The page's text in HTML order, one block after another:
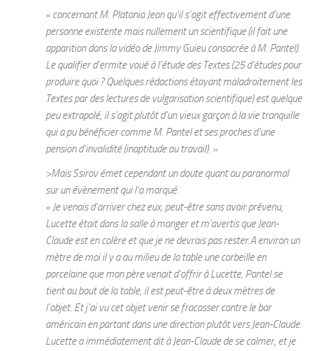
« concernant M. Platania Jean qu’il s’agit effectivement d’une
personne existente mais nullement un scientifique (il fait une
apparition dans la vidéo de Jimmy Guieu consacrée à M. Pantel).
Le qualifier d’ermite voué à l’étude des Textes (25 d’études pour
produire quoi ? Quelques rédactions étayant maladroitement les
Textes par des lectures de vulgarisation scientifique) est quelque
peu extrapolé, il s’agit plutôt d’un vieux garçon à la vie tranquille
qui a pu bénéficier comme M. Pantel et ses proches d’une
pension d’invalidité (inaptitude au travail). »
>Mais Ssirov émet cependant un doute quant au paranormal
sur un évènement qui l’a marqué.
« Je venais d’arriver chez eux, peut-être sans avoir prévenu,
Lucette était dans la salle à manger et m’avertis que Jean-
Claude est en colère et que je ne devrais pas rester.A environ un
mètre de moi il y a au milieu de la table une corbeille en
porcelaine que mon père venait d’offrir à Lucette, Pantel se
tient au bout de la table, il est peut-être à deux mètres de
l’objet. Et j’ai vu cet objet venir se fracasser contre le bar
américain en partant dans une direction plutôt vers Jean-Claude.
Lucette a immédiatement dit à Jean-Claude de se calmer, et je